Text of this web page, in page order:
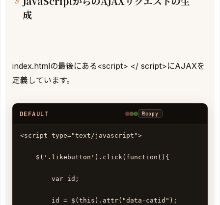
成
index.htmlの最後にある<script> </ script>にAJAXを
定義しています。
DEFAULT ⎘copy
<script type="text/javascript">
    $('.likebutton').click(function(){
        var id;
        id = $(this).attr("data-catid");